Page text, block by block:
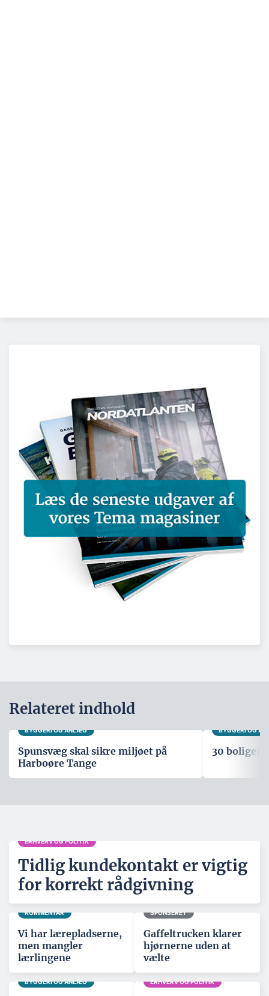
Relateret indhold
BYGGERI OG ANLÆG
Spunsvæg skal sikre miljøet på
Harboøre Tange
BYGGERI OG
30 boliger
ERHVERV OG POLITIK
Tidlig kundekontakt er vigtig
for korrekt rådgivning
KOMMENTAR
Vi har lærepladserne,
men mangler
lærlingene
SPONSERET
Gaffeltrucken klarer
hjørnerne uden at
vælte
BYGGERI OG ANLÆG ERHVERV OG POLITIK